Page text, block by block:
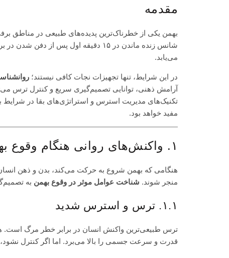
مقدمه
بهمن یکی از خطرناک‌ترین پدیده‌های طبیعی در مناطق
می‌یابد.
در این شرایط، تنها تجهیزات نجات کافی نیستند؛
آرامش ذهنی، توانایی تصمیم‌گیری سریع و کنترل ترس
تکنیک‌های مدیریت استرس و استراتژی‌های بقا در شرایط
مفید خواهد بود.
۱. واکنش‌های روانی هنگام وقوع بهمن
هنگامی که بهمن شروع به حرکت می‌کند، بدن و ذهن
منجر شوند. شناخت عوامل موثر در وقوع بهمن به
۱.۱. ترس و استرس شدید
ترس طبیعی‌ترین واکنش انسان در برابر خطر مرگ
قدرت و سرعت جسمی را بالا می‌برد. اما اگر کنترل